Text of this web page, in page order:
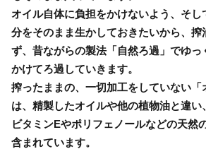
オイル自体に負担をかけないよう、そし
分をそのまま生かしておきたいから、搾
ず、昔ながらの製法「自然ろ過」でゆっ
かけてろ過していきます。
搾ったままの、一切加工をしていない「
は、精製したオイルや他の植物油と違い
ビタミンEやポリフェノールなどの天然
含まれています。